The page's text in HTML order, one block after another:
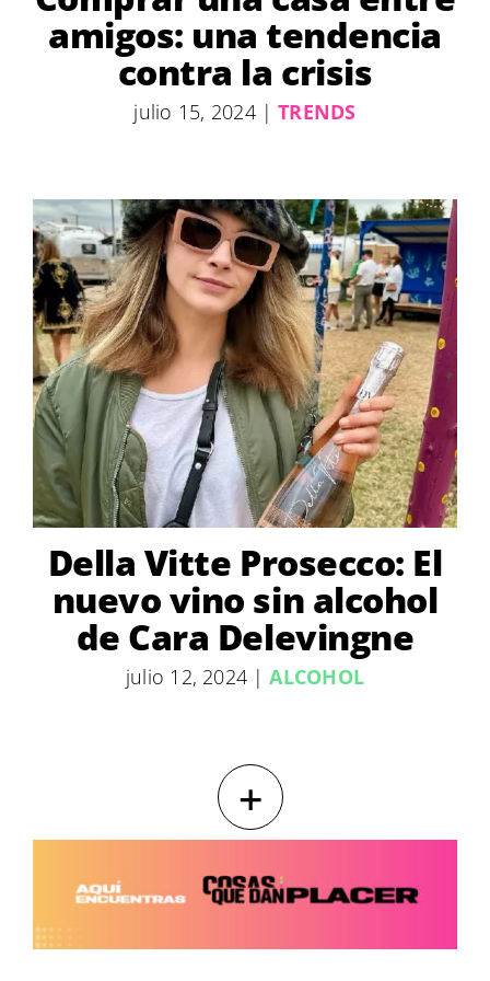
amigos: una tendencia
contra la crisis
julio 15, 2024 | TRENDS
Della Vitte Prosecco: El
nuevo vino sin alcohol
de Cara Delevingne
julio 12, 2024 | ALCOHOL
+